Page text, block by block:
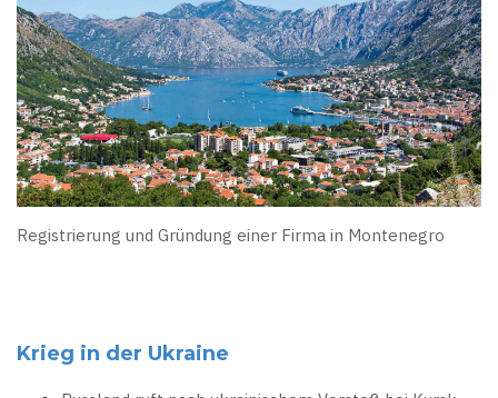
Registrierung und Gründung einer Firma in Montenegro
Krieg in der Ukraine